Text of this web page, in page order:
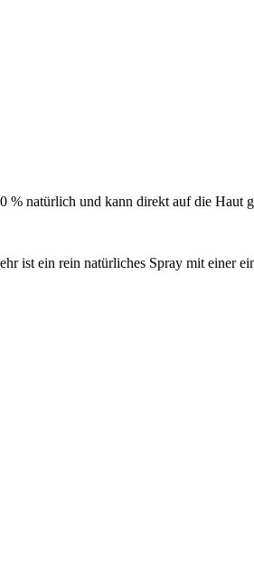
% natürlich und kann direkt auf die Haut
ist ein rein natürliches Spray mit einer